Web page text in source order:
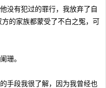
没有犯过的罪行，我放弃了自
的家族都蒙受了不白之冤，可
珊。
手段我很了解，因为我曾经也